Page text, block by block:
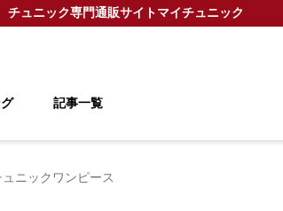
チュニック専門通販サイトマイチュニック
記事一覧
ニックワンピース